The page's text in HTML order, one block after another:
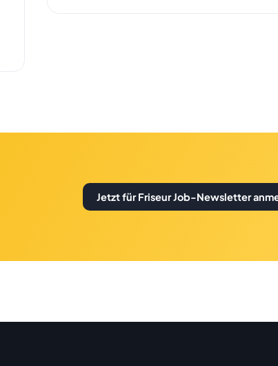
Jetzt für Friseur Job-Newsletter